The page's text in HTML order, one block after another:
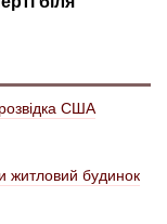
США
житловий будинок